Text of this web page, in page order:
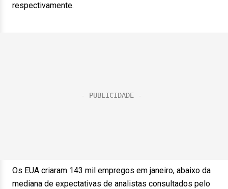
respectivamente.
Os EUA criaram 143 mil empregos em janeiro, abaixo da
mediana de expectativas de analistas consultados pelo